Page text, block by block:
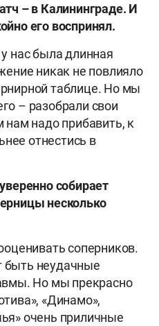
– в Калининграде. И
его воспринял.
нас была длинная
никак не повлияло
таблице. Но мы
– разобрали свои
надо прибавить, к
отнестись в
собирает
несколько
соперников.
неудачные
Но мы прекрасно
«Динамо»,
очень приличные